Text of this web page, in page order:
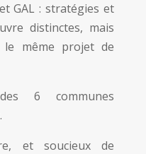
GAL : stratégies et
distinctes, mais
le même projet de
6 communes
et soucieux de